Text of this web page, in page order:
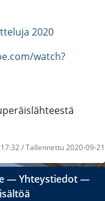
2020
watch?
/ Tallennettu 2020-09-21
―Yhteystiedot―